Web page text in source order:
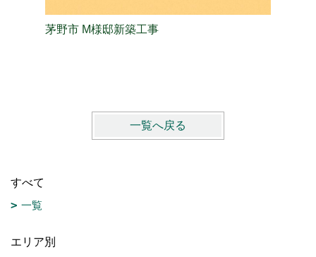
茅野市 M様邸新築工事
一覧へ戻る
すべて
一覧
エリア別